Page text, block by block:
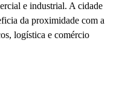
e industrial. A cidade
da proximidade com a
logística e comércio